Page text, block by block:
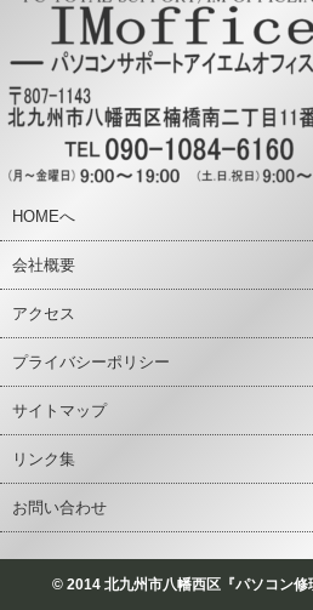
HOMEへ
会社概要
アクセス
プライバシーポリシー
サイトマップ
リンク集
お問い合わせ
© 2014 北九州市八幡西区『パソコン修